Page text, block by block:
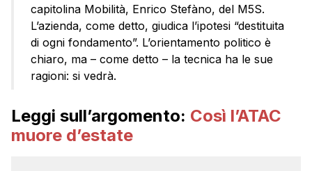
capitolina Mobilità, Enrico Stefàno, del M5S.
L’azienda, come detto, giudica l’ipotesi “destituita
di ogni fondamento”. L’orientamento politico è
chiaro, ma – come detto – la tecnica ha le sue
ragioni: si vedrà.
Leggi sull’argomento: Così l’ATAC
muore d’estate